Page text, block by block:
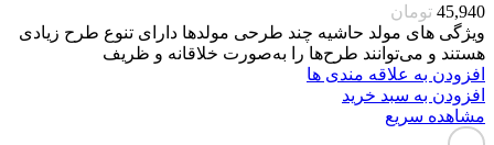
45,940 تومان
ویژگی های مولد حاشیه چند طرحی مولدها دارای تنوع طرح زیادی
هستند و می‌توانند طرح‌ها را به‌صورت خلاقانه و ظریف
افزودن به علاقه مندی ها
افزودن به سبد خرید
مشاهده سریع